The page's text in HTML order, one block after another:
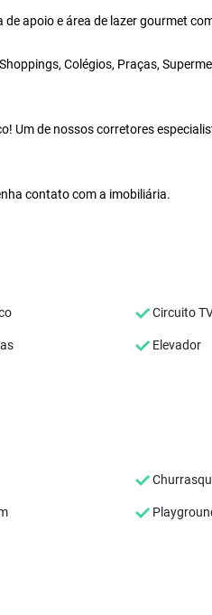
apoio e área de lazer gourmet
Colégios, Praças,
Um de nossos corretores
contato com a imobiliária.
Circuito
Elevador